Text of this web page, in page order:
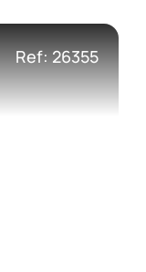
Ref: 26355